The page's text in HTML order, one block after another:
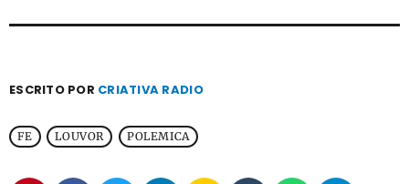
ESCRITO POR CRIATIVA RADIO
FE LOUVOR POLEMICA